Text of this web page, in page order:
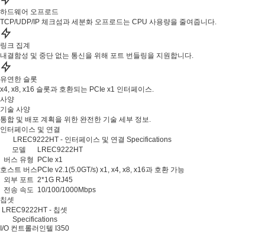
하드웨어 오프로드
TCP/UDP/IP 체크섬과 세분화 오프로드는 CPU 사용량을 줄여줍니다.
링크 집계
내결함성 및 중단 없는 통신을 위해 포트 번들링을 지원합니다.
유연한 슬롯
x4, x8, x16 슬롯과 호환되는 PCIe x1 인터페이스.
사양
기술 사양
통합 및 배포 계획을 위한 완전한 기술 세부 정보.
인터페이스 및 연결
LREC9222HT - 인터페이스 및 연결 Specifications
모델
LREC9222HT
버스 유형
PCIe x1
호스트 버스 PCIe v2.1(5.0GT/s) x1, x4, x8, x16과 호환 가능
외부 포트 2*1G RJ45
전송 속도 10/100/1000Mbps
칩셋
LREC9222HT - 칩셋
Specifications
I/O 컨트롤러 인텔 I350